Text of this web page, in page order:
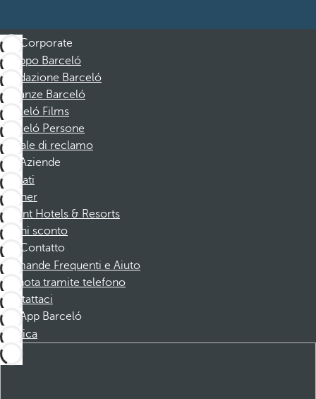
Corporate
Gruppo Barceló
Fondazione Barceló
Vacanze Barceló
Barceló Films
Barceló Persone
Canale di reclamo
Aziende
Affiliati
Partner
Dorint Hotels & Resorts
Buoni sconto
Contatto
Domande Frequenti e Aiuto
Prenota tramite telefono
Contattaci
App Barceló
Scarica